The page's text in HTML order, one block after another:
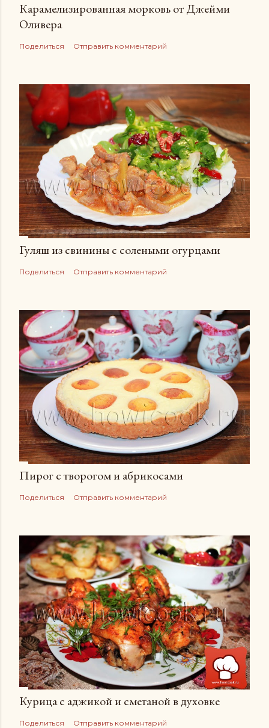
Карамелизированная морковь от Джейми
Оливера
Поделиться Отправить комментарий
Гуляш из свинины с солеными огурцами
Поделиться Отправить комментарий
Пирог с творогом и абрикосами
Поделиться Отправить комментарий
Курица с аджикой и сметаной в духовке
Поделиться Отправить комментарий